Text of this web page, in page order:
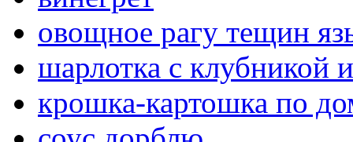
овощное рагу тещин
шарлотка с клубникой
крошка-картошка по